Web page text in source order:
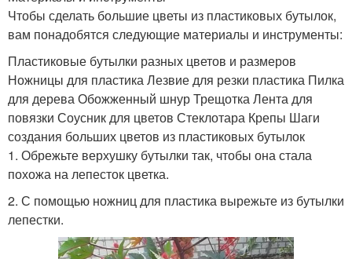
Чтобы сделать большие цветы из пластиковых бутылок,
вам понадобятся следующие материалы и инструменты:
Пластиковые бутылки разных цветов и размеров
Ножницы для пластика Лезвие для резки пластика Пилка
для дерева Обожженный шнур Трещотка Лента для
повязки Соусник для цветов Стеклотара Крепы Шаги
создания больших цветов из пластиковых бутылок
1. Обрежьте верхушку бутылки так, чтобы она стала
похожа на лепесток цветка.
2. С помощью ножниц для пластика вырежьте из бутылки
лепестки.